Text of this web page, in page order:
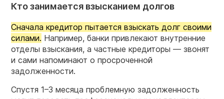
Кто занимается взысканием долгов
Сначала кредитор пытается взыскать долг своими
силами. Например, банки привлекают внутренние
отделы взыскания, а частные кредиторы — звонят
и сами напоминают о просроченной
задолженности.
Спустя 1–3 месяца проблемную задолженность